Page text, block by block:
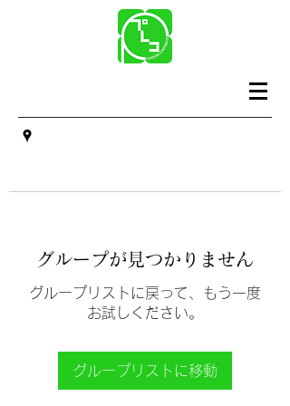
グループが見つかりません
グループリストに戻って、もう一度
お試しください。
グループリストに移動